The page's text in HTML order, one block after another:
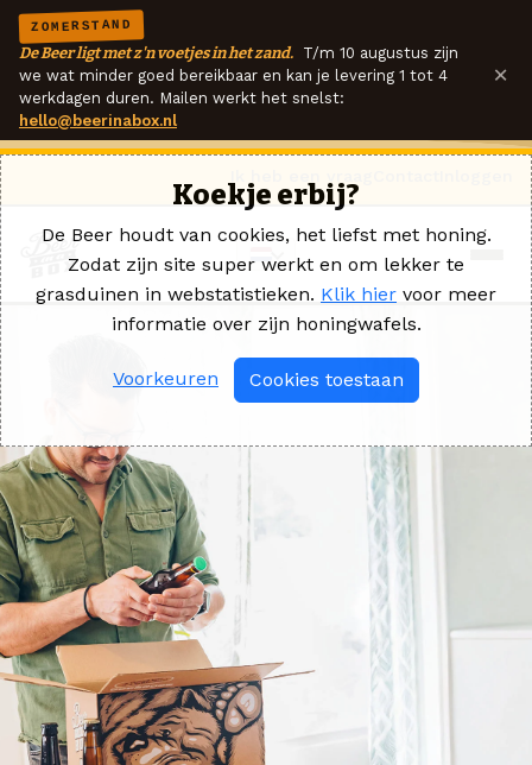
ZOMERSTAND
De Beer ligt met z'n voetjes in het zand. T/m 10 augustus zijn
we wat minder goed bereikbaar en kan je levering 1 tot 4
werkdagen duren. Mailen werkt het snelst:
hello@beerinabox.nl
×
Koekje erbij?
De Beer houdt van cookies, het liefst met honing.
Zodat zijn site super werkt en om lekker te
grasduinen in webstatistieken. Klik hier voor meer
informatie over zijn honingwafels.
Voorkeuren Cookies toestaan